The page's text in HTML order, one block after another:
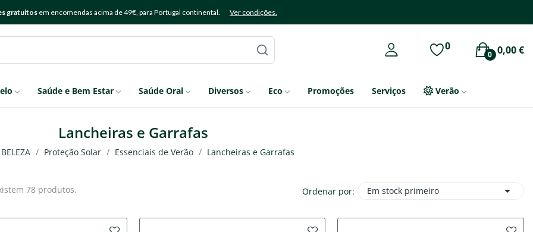
gratuitosem encomendas acima de 49€, para Portugal continental. Ver condições.
0 0,00 €
0
Saúde e Bem Estar Saúde Oral Diversos Eco Promoções Serviços Verão
Lancheiras e Garrafas
BELEZA Proteção Solar Essenciais de Verão Lancheiras e Garrafas
78 produtos. Ordenar por: Em stock primeiro 